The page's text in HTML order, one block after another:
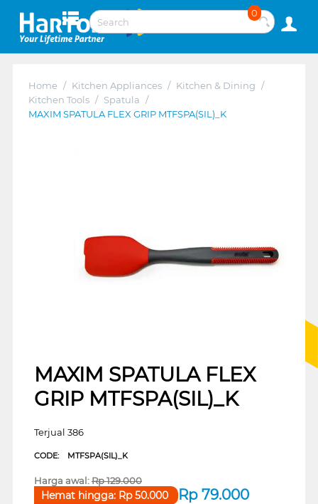
0
Home / Kitchen Appliances / Kitchen & Dining /
Kitchen Tools / Spatula /
MAXIM SPATULA FLEX GRIP MTFSPA(SIL)_K
MAXIM SPATULA FLEX
GRIP MTFSPA(SIL)_K
Terjual 386
CODE: MTFSPA(SIL)_K
Harga awal:Rp129.000
Rp 79.000
Hemat hingga: Rp50.000